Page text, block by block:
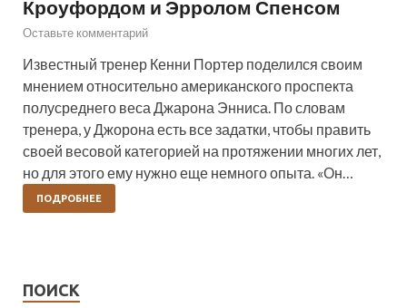
Кроуфордом и Эрролом Спенсом
Оставьте комментарий
Известный тренер Кенни Портер поделился своим
мнением относительно американского проспекта
полусреднего веса Джарона Энниса. По словам
тренера, у Джорона есть все задатки, чтобы править
своей весовой категорией на протяжении многих лет,
но для этого ему нужно еще немного опыта. «Он…
ПОДРОБНЕЕ
ПОИСК